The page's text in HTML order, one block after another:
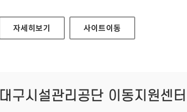
5·18 기념재단 홈페이지
자세히보기 사이트이동
대구시설관리공단 이동지원센